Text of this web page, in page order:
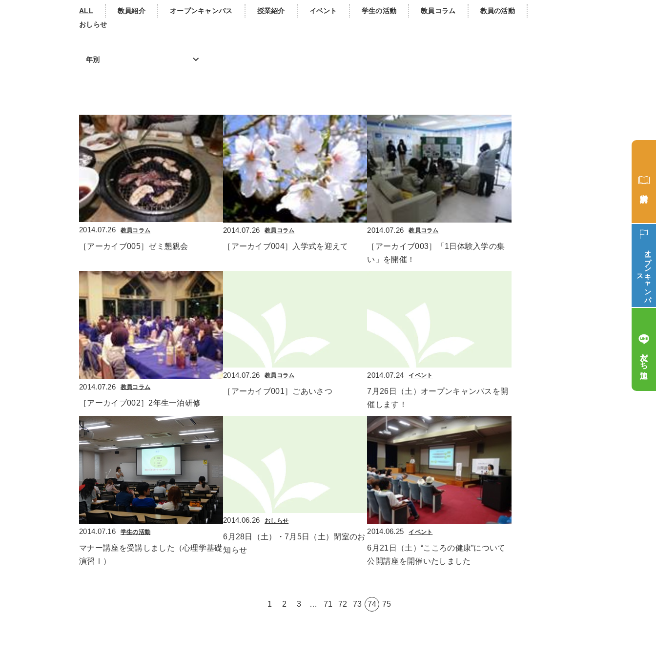
ALL 教員紹介 オープンキャンパス 授業紹介 イベント 学生の活動 教員コラム
教員の活動
おしらせ
年別
2014.07.26 教員コラム
［アーカイブ005］ゼミ懇親会
2014.07.26 教員コラム
［アーカイブ004］入学式を迎えて
2014.07.26 教員コラム
［アーカイブ003］「1日体験入学の集
い」を開催！
2014.07.26 教員コラム
［アーカイブ002］2年生一泊研修
2014.07.26 教員コラム
［アーカイブ001］ごあいさつ
2014.07.24 イベント
7月26日（土）オープンキャンパスを開
催します！
2014.07.16 学生の活動
マナー講座を受講しました（心理学基礎
演習Ⅰ）
2014.06.26 おしらせ
6月28日（土）・7月5日（土）閉室のお
知らせ
2014.06.25 イベント
6月21日（土）“こころの健康”について
公開講座を開催いたしました
1 2 3 … 71 72 73 74 75
オープン
キ
ャ
ン
パ
ス
友だち追加